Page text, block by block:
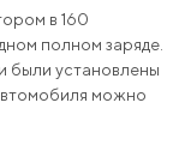
в 160
полном заряде.
были установлены
можно